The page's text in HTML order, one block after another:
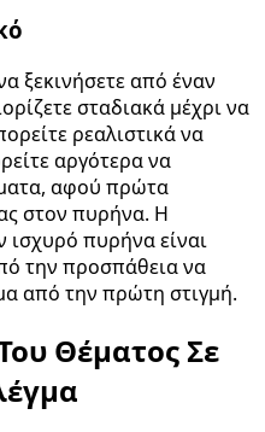
ξεκινήσετε από έναν
σταδιακά μέχρι να
ρεαλιστικά να
αργότερα να
αφού πρώτα
στον πυρήνα. Η
ισχυρό πυρήνα είναι
την προσπάθεια να
από την πρώτη στιγμή.
Θέματος Σε